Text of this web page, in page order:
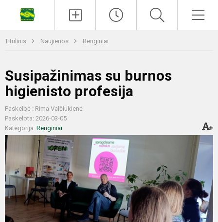
Titulinis Naujienos Renginiai
Susipažinimas su burnos
higienisto profesija
Paskelbė : Rima Valčiukienė
Paskelbta: 2026-03-05
Kategorija: Renginiai